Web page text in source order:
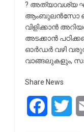
? അത്യാവശ്യ
ആംബുലൻസോ
വിളിക്കാൻ
അടക്കാൻ
ഓർഡർ വഴി
വാങ്ങലുകളും,
Share News
Facebook